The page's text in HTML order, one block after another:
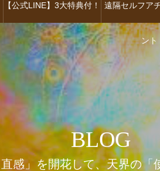
【公式LINE】3大特典付！ 遠隔セルフア
ント
BLOG
感」を開花して、天界の「